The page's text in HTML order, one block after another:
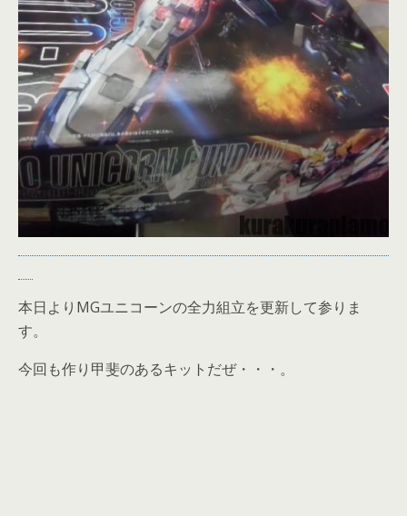
本日よりMGユニコーンの全力組立を更新して参りま
す。
今回も作り甲斐のあるキットだぜ・・・。